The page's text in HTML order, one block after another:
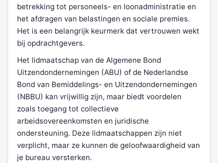
betrekking tot personeels- en loonadministratie en
het afdragen van belastingen en sociale premies.
Het is een belangrijk keurmerk dat vertrouwen wekt
bij opdrachtgevers.
Het lidmaatschap van de Algemene Bond
Uitzendondernemingen (ABU) of de Nederlandse
Bond van Bemiddelings- en Uitzendondernemingen
(NBBU) kan vrijwillig zijn, maar biedt voordelen
zoals toegang tot collectieve
arbeidsovereenkomsten en juridische
ondersteuning. Deze lidmaatschappen zijn niet
verplicht, maar ze kunnen de geloofwaardigheid van
je bureau versterken.